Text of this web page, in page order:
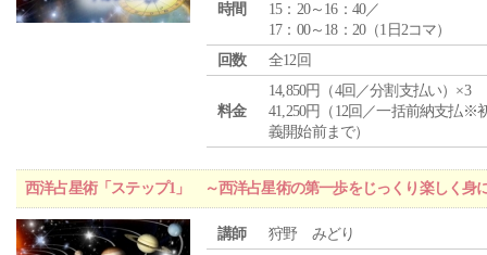
時間
15：20～16：40／
17：00～18：20（1日2コマ）
回数
全12回
料金
14,850円（4回／分割支払い）×3
41,250円（12回／一括前納支払※
義開始前まで）
西洋占星術「ステップ1」 ～西洋占星術の第一歩をじっくり楽しく身
講師 狩野 みどり